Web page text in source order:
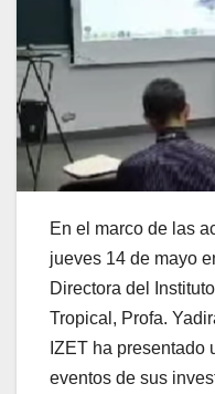
En el marco de las
jueves 14 de mayo
Directora del
Tropical, Profa.
IZET ha presentado
eventos de sus